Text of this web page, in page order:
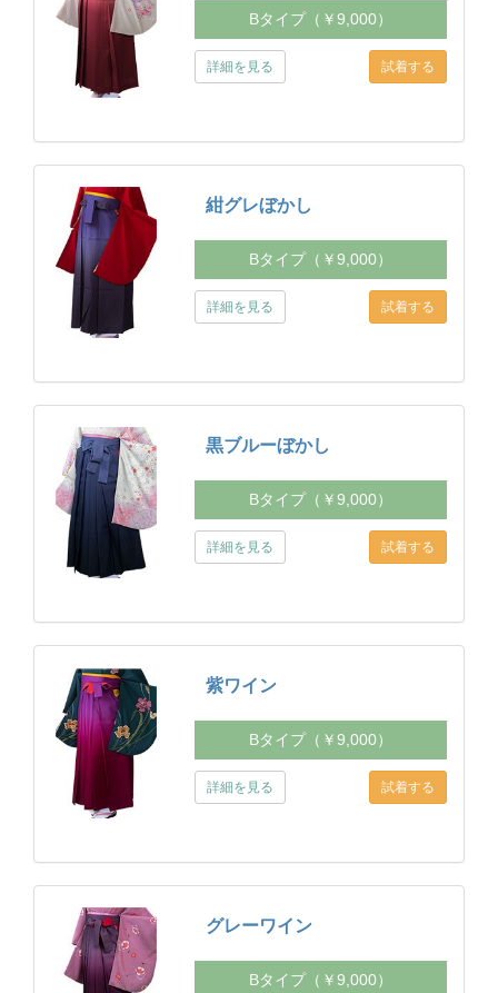
Bタイプ（￥9,000）
詳細を見る
紺グレぼかし
Bタイプ（￥9,000）
詳細を見る
黒ブルーぼかし
Bタイプ（￥9,000）
詳細を見る
紫ワイン
Bタイプ（￥9,000）
詳細を見る
グレーワイン
Bタイプ（￥9,000）